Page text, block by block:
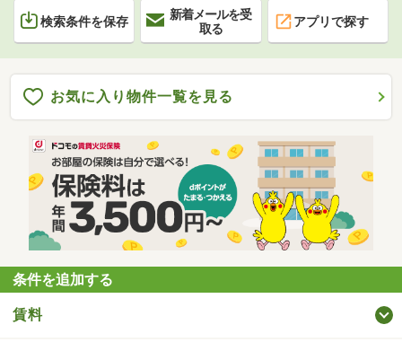
検索条件を保存
新着メールを受
取る
アプリで探す
お気に入り物件一覧を見る
条件を追加する
賃料